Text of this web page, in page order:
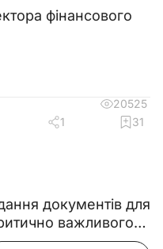
фінансового
20525
1 31
документів для
важливого